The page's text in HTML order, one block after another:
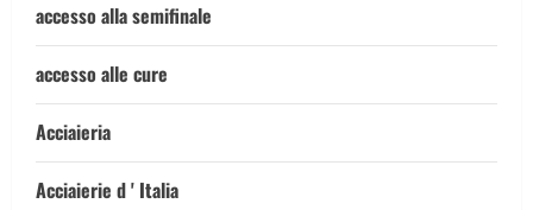
accesso alla semifinale
accesso alle cure
Acciaieria
Acciaierie d ' Italia